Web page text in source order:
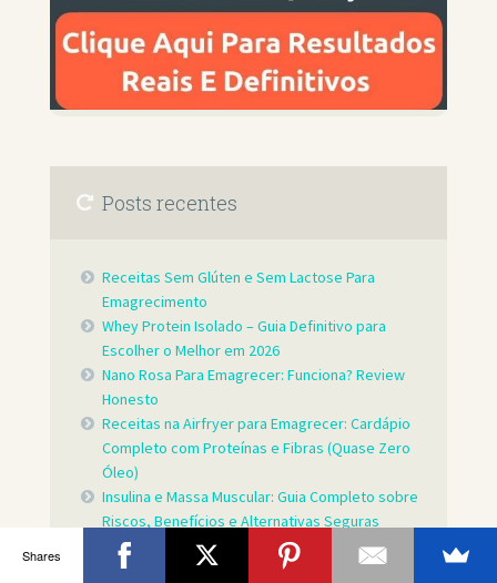
Posts recentes
Receitas Sem Glúten e Sem Lactose Para
Emagrecimento
Whey Protein Isolado – Guia Definitivo para
Escolher o Melhor em 2026
Nano Rosa Para Emagrecer: Funciona? Review
Honesto
Receitas na Airfryer para Emagrecer: Cardápio
Completo com Proteínas e Fibras (Quase Zero
Óleo)
Insulina e Massa Muscular: Guia Completo sobre
Riscos, Benefícios e Alternativas Seguras
Shares